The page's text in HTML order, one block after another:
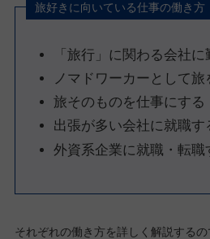
旅好きに向いている仕事の働き方
「旅行」に関わる会社に
ノマドワーカーとして旅
旅そのものを仕事にする
出張が多い会社に就職す
外資系企業に就職・転職
それぞれの働き方を詳しく解説する